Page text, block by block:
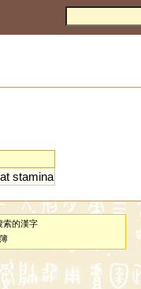
stamina
索的漢字